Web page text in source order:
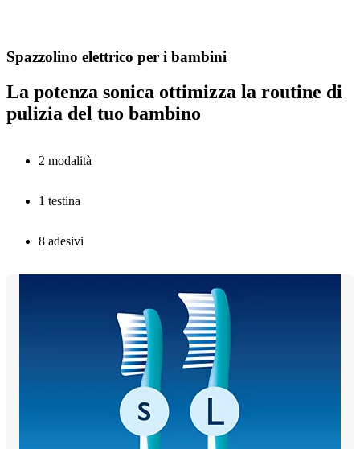
Spazzolino elettrico per i bambini
La potenza sonica ottimizza la routine di
pulizia del tuo bambino
2 modalità
1 testina
8 adesivi